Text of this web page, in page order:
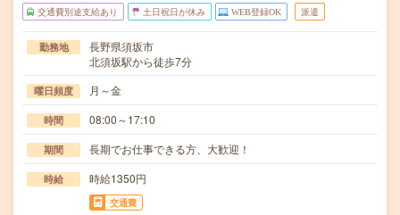
交通費別途支給あり 土日祝日が休み WEB登録OK 派遣
勤務地
長野県須坂市
北須坂駅から徒歩7分
曜日頻度 月～金
時間 08:00～17:10
期間 長期でお仕事できる方、大歓迎！
時給 時給1350円
交通費